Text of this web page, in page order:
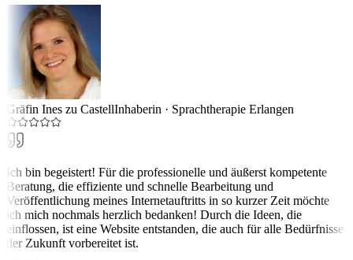
Gräfin Ines zu CastellInhaberin · Sprachtherapie Erlangen
Ich bin begeistert! Für die professionelle und äußerst kompetente
Beratung, die effiziente und schnelle Bearbeitung und
Veröffentlichung meines Internetauftritts in so kurzer Zeit möchte
ich mich nochmals herzlich bedanken! Durch die Ideen, die
einflossen, ist eine Website entstanden, die auch für alle Bedürfnisse
der Zukunft vorbereitet ist.